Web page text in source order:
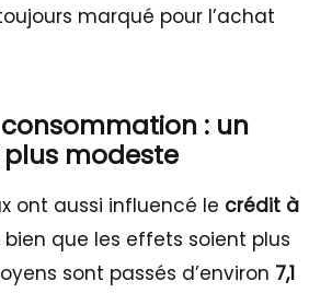
marqué pour l’achat
: un
modeste
ont aussi influencé le crédit à
bien que les effets soient plus
sont passés d’environ 7,1